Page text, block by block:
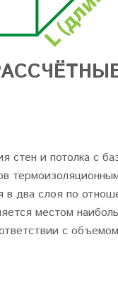
стен и потолка с
в два слоя по
местом
с